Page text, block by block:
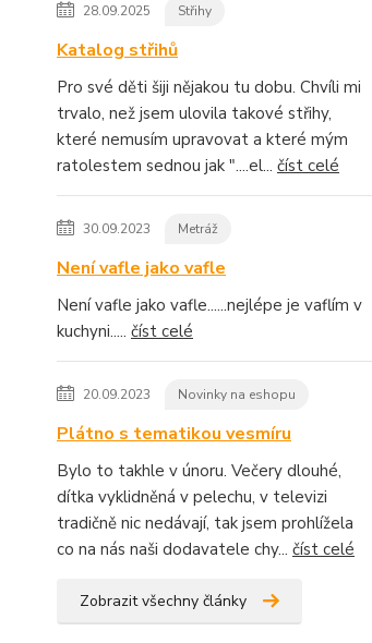
28.09.2025 Střihy
Katalog střihů
Pro své děti šiji nějakou tu dobu. Chvíli mi
trvalo, než jsem ulovila takové střihy,
které nemusím upravovat a které mým
ratolestem sednou jak "....el... číst celé
30.09.2023 Metráž
Není vafle jako vafle
Není vafle jako vafle......nejlépe je vaflím v
kuchyni..... číst celé
20.09.2023 Novinky na eshopu
Plátno s tematikou vesmíru
Bylo to takhle v únoru. Večery dlouhé,
dítka vyklidněná v pelechu, v televizi
tradičně nic nedávají, tak jsem prohlížela
co na nás naši dodavatele chy... číst celé
Zobrazit všechny články